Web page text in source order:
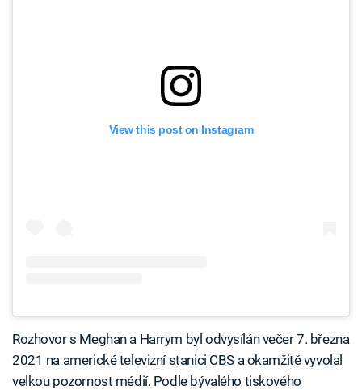
View this post on Instagram
Rozhovor s Meghan a Harrym byl odvysílán večer 7. března
2021 na americké televizní stanici CBS a okamžitě vyvolal
velkou pozornost médií. Podle bývalého tiskového